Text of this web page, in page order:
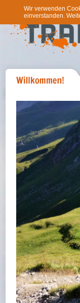
Wir verwenden
einverstanden.